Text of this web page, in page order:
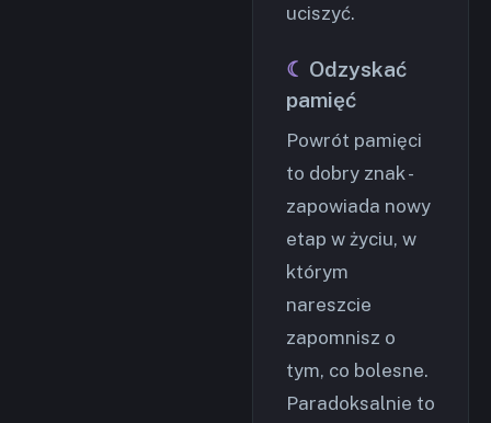
uciszyć.
Odzyskać
pamięć
Powrót pamięci
to dobry znak -
zapowiada nowy
etap w życiu, w
którym
nareszcie
zapomnisz o
tym, co bolesne.
Paradoksalnie to